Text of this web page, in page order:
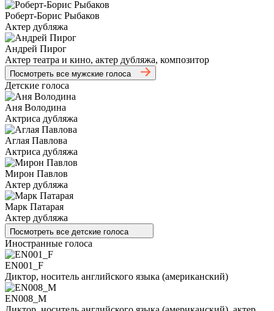
Роберт-Борис Рыбаков
Актер дубляжа
Андрей Пирог
Актер театра и кино, актер дубляжа, композитор
Посмотреть все мужские голоса
Детские голоса
Аня Володина
Актриса дубляжа
Аглая Павлова
Актриса дубляжа
Мирон Павлов
Актер дубляжа
Марк Патарая
Актер дубляжа
Посмотреть все детские голоса
Иностранные голоса
EN001_F
Диктор, носитель английского языка (американский)
EN008_M